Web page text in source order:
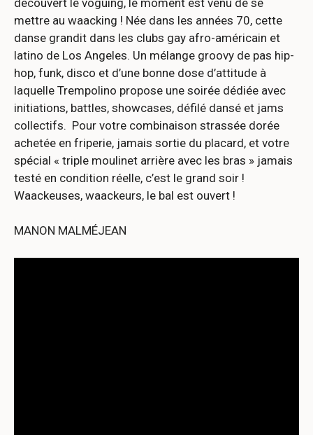
mettre au waacking ! Née dans les années 70, cette
danse grandit dans les clubs gay afro-américain et
latino de Los Angeles. Un mélange groovy de pas hip-
hop, funk, disco et d’une bonne dose d’attitude à
laquelle Trempolino propose une soirée dédiée avec
initiations, battles, showcases, défilé dansé et jams
collectifs. Pour votre combinaison strassée dorée
achetée en friperie, jamais sortie du placard, et votre
spécial « triple moulinet arrière avec les bras » jamais
testé en condition réelle, c’est le grand soir !
Waackeuses, waackeurs, le bal est ouvert !
MANON MALMÉJEAN